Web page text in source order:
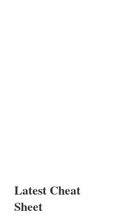
Latest Cheat
Sheet